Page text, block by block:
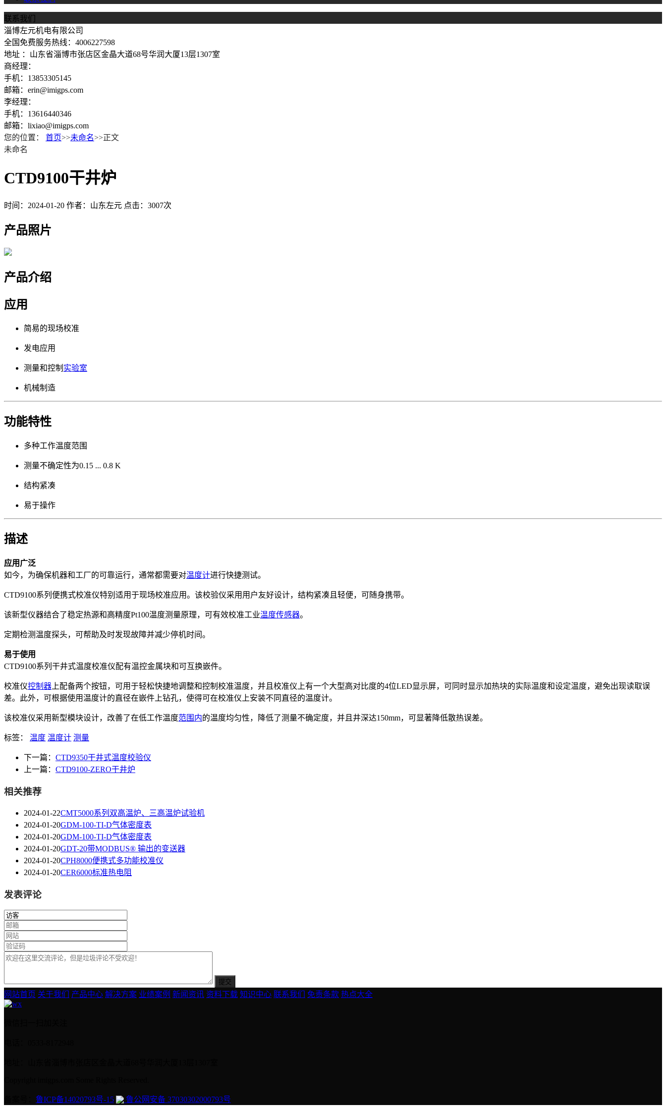
联系我们
淄博左元机电有限公司
全国免费服务热线：4006227598
地址 ：山东省淄博市张店区金晶大道68号华润大厦13层1307室
商经理：
手机：13853305145
邮箱：erin@imigps.com
李经理：
手机：13616440346
邮箱：lixiao@imigps.com
您的位置：
首页>>未命名>>正文
未命名
CTD9100干井炉
时间：2024-01-20 作者：山东左元 点击：3007次
产品照片
产品介绍
应用
简易的现场校准
发电应用
测量和控制 实验室
机械制造
功能特性
多种工作温度范围
测量不确定性为0.15 ... 0.8 K
结构紧凑
易于操作
描述
应用广泛
如今，为确保机器和工厂的可靠运行，通常都需要对温度计进行快捷测试。
CTD9100系列便携式校准仪特别适用于现场校准应用。该校验仪采用用户友好设计，结构紧凑且轻便，可随身携带。
该新型仪器结合了稳定热源和高精度Pt100温度测量原理，可有效校准工业温度传感器。
定期检测温度探头，可帮助及时发现故障并减少停机时间。
易于使用
CTD9100系列干井式温度校准仪配有温控金属块和可互换嵌件。
校准仪控制器 上配备两个按钮，可用于轻松快捷地调整和控制校准温度，并且校准仪上有一个大型高对比度的4位LED显示屏，可同时显示加热块的实际温度和设定温度，避免出现读取误
差。此外，可根据使用温度计的直径在嵌件上钻孔，使得可在校准仪上安装不同直径的温度计。
该校准仪采用新型模块设计，改善了在低工作温度范围内的温度均匀性，降低了测量不确定度，并且井深达150mm，可显著降低散热误差。
标签： 温度 温度计 测量
下一篇： CTD9350干井式温度校验仪
上一篇： CTD9100-ZERO干井炉
相关推荐
2024-01-22CMT5000系列双高温炉、三高温炉试验机
2024-01-20GDM-100-TI-D气体密度表
2024-01-20GDM-100-TI-D气体密度表
2024-01-20GDT-20带MODBUS® 输出的变送器
2024-01-20CPH8000便携式多功能校准仪
2024-01-20CER6000标准热电阻
发表评论
网站首页 关于我们 产品中心 解决方案 业绩案例 新闻资讯 资料下载 知识中心 联系我们 免责条款 热点大全
鲁ICP备14020793号-15 鲁公网安备 37030302000793号